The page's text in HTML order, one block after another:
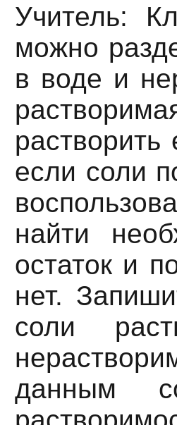
Учитель:
можно
в воде и
если соли
найти
остаток и
нет.
соли
данным